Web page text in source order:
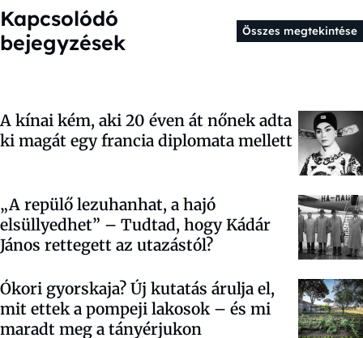
Kapcsolódó
bejegyzések
Összes megtekintése
A kínai kém, aki 20 éven át nőnek adta
ki magát egy francia diplomata mellett
„A repülő lezuhanhat, a hajó
elsüllyedhet” – Tudtad, hogy Kádár
János rettegett az utazástól?
Ókori gyorskaja? Új kutatás árulja el,
mit ettek a pompeji lakosok – és mi
maradt meg a tányérjukon